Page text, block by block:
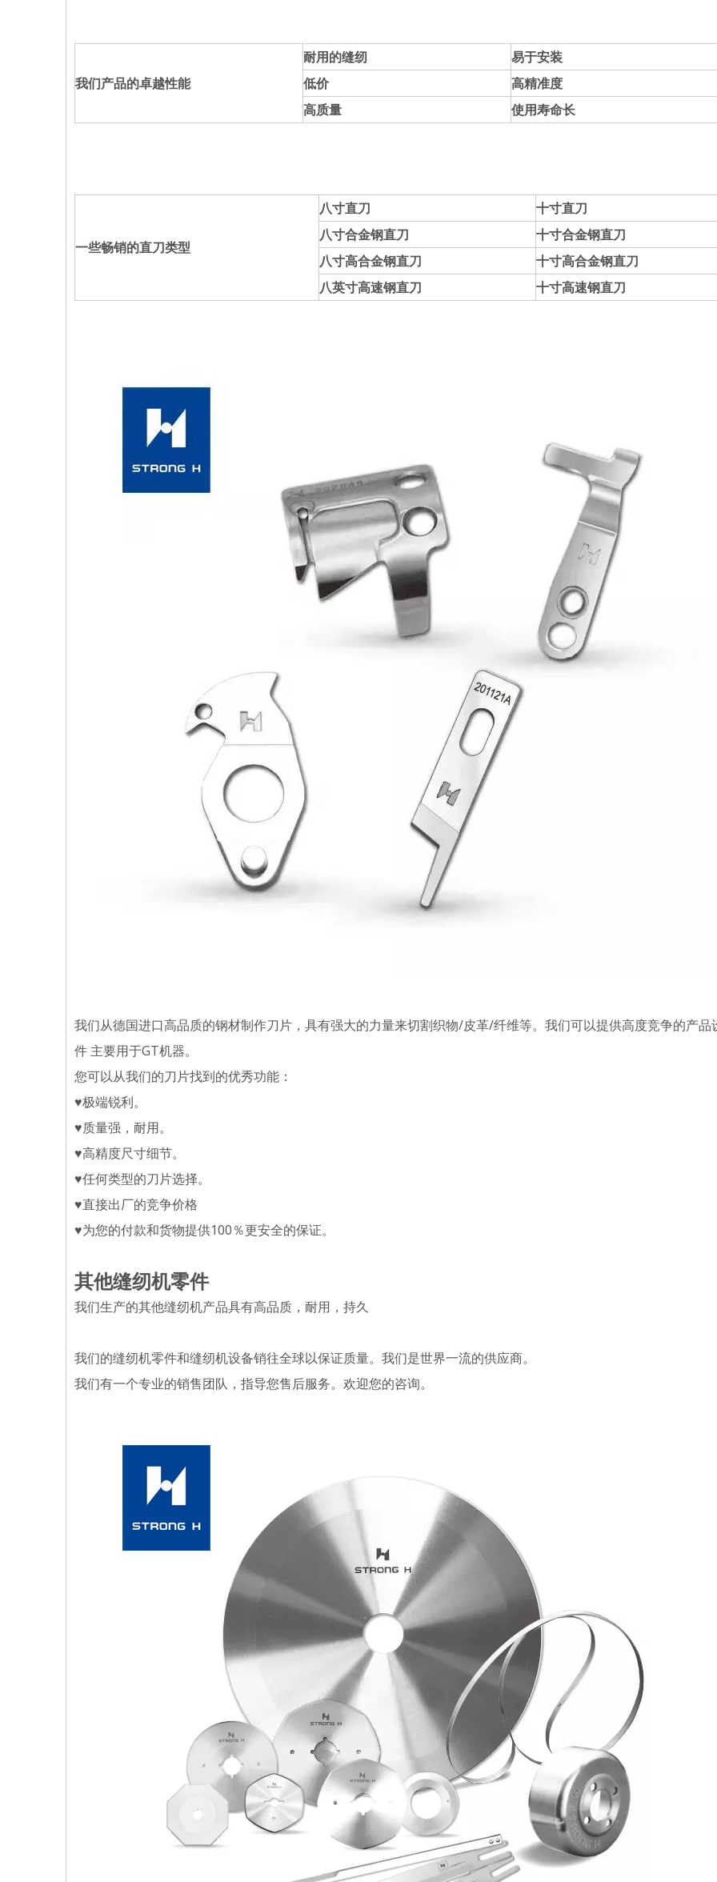
我们产品的卓越性能
耐用的缝纫 易于安装
低价
高精准度
高质量
使用寿命长
一些畅销的直刀类型
八寸直刀 十寸直刀
八寸合金钢直刀
十寸合金钢直刀
八寸高合金钢直刀
十寸高合金钢直刀
八英寸高速钢直刀
十寸高速钢直刀
我们从德国进口高品质的钢材制作刀片，具有强大的力量来切割织物/皮革/纤维等。我们可以提供高度竞争的产
件 主要用于GT机器。
您可以从我们的刀片找到的优秀功能：
♥极端锐利。
♥质量强，耐用。
♥高精度尺寸细节。
♥任何类型的刀片选择。
♥直接出厂的竞争价格
♥为您的付款和货物提供100％更安全的保证。
其他缝纫机零件
我们生产的其他缝纫机产品具有高品质，耐用，持久
我们的缝纫机零件和缝纫机设备销往全球以保证质​​量。我们是世界一流的供应商。
我们有一个专业的销售团队，指导您售后服务。欢迎您的咨询。